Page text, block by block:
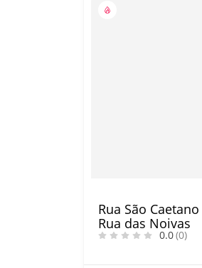
Rua São Caetano
Rua das Noivas
0.0(0)